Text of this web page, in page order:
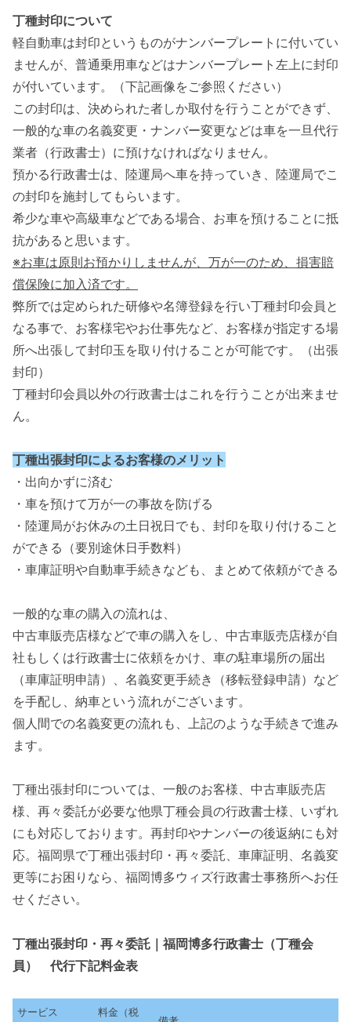
丁種封印について
軽自動車は封印というものがナンバープレートに付いてい
ませんが、普通乗用車などはナンバープレート左上に封印
が付いています。（下記画像をご参照ください）
この封印は、決められた者しか取付を行うことができず、
一般的な車の名義変更・ナンバー変更などは車を一旦代行
業者（行政書士）に預けなければなりません。
預かる行政書士は、陸運局へ車を持っていき、陸運局でこ
の封印を施封してもらいます。
希少な車や高級車などである場合、お車を預けることに抵
抗があると思います。
※お車は原則お預かりしませんが、万が一のため、損害賠
償保険に加入済です。
弊所では定められた研修や名簿登録を行い丁種封印会員と
なる事で、お客様宅やお仕事先など、お客様が指定する場
所へ出張して封印玉を取り付けることが可能です。（出張
封印）
丁種封印会員以外の行政書士はこれを行うことが出来ませ
ん。
丁種出張封印によるお客様のメリット
・出向かずに済む
・車を預けて万が一の事故を防げる
・陸運局がお休みの土日祝日でも、封印を取り付けること
ができる（要別途休日手数料）
・車庫証明や自動車手続きなども、まとめて依頼ができる
一般的な車の購入の流れは、
中古車販売店様などで車の購入をし、中古車販売店様が自
社もしくは行政書士に依頼をかけ、車の駐車場所の届出
（車庫証明申請）、名義変更手続き（移転登録申請）など
を手配し、納車という流れがございます。
個人間での名義変更の流れも、上記のような手続きで進み
ます。
丁種出張封印については、一般のお客様、中古車販売店
様、再々委託が必要な他県丁種会員の行政書士様、いずれ
にも対応しております。再封印やナンバーの後返納にも対
応。福岡県で丁種出張封印・再々委託、車庫証明、名義変
更等にお困りなら、福岡博多ウィズ行政書士事務所へお任
せください。
丁種出張封印・再々委託｜福岡博多行政書士（丁種会
員） 代行下記料金表
サービス 料金（税